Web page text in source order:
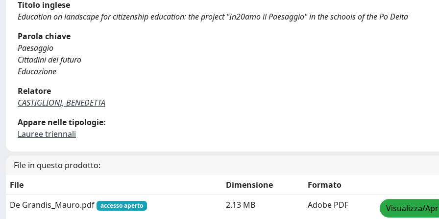
Titolo inglese
Education on landscape for citizenship education: the project "In20amo il Paesaggio" in the schools of the Po Delta
Parola chiave
Paesaggio
Cittadini del futuro
Educazione
Relatore
CASTIGLIONI, BENEDETTA
Appare nelle tipologie:
Lauree triennali
File in questo prodotto:
File
Dimensione
Formato
De Grandis_Mauro.pdf
accesso aperto 2.13 MB Adobe PDF Visualizza/